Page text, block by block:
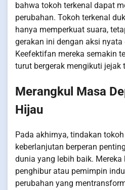
bahwa tokoh terkenal dapat
perubahan. Tokoh terkenal
hanya memperkuat suara,
gerakan ini dengan aksi nyata
Keefektifan mereka semakin
turut bergerak mengikuti jejak
Merangkul Masa
Hijau
Pada akhirnya, tindakan
keberlanjutan berperan
dunia yang lebih baik. Mereka
penghibur atau pemimpin
perubahan yang